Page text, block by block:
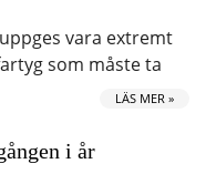
vara extremt
som måste ta
LÄS MER »
i år